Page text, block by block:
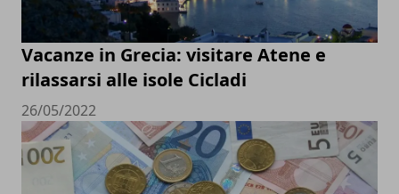
Vacanze in Grecia: visitare Atene e
rilassarsi alle isole Cicladi
26/05/2022